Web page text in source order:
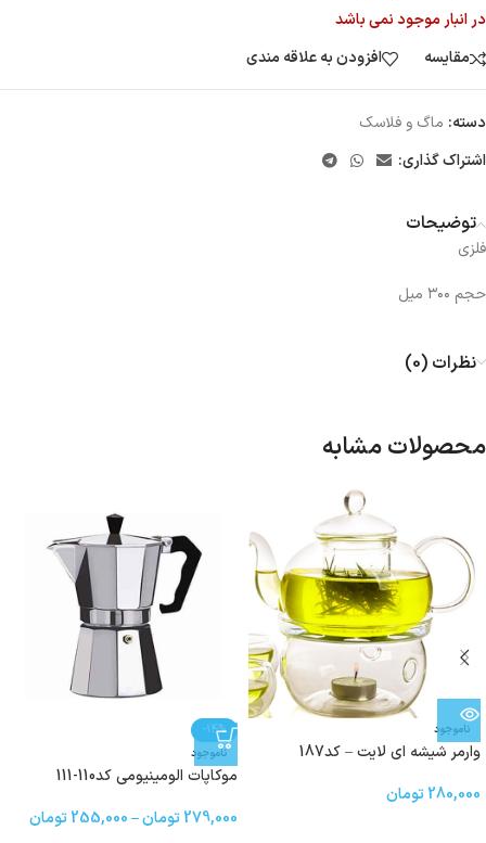
در انبار موجود نمی باشد
مقایسه
افزودن به علاقه مندی
دسته: ماگ و فلاسک
اشتراک گذاری:
توضیحات
فلزی
حجم ۳۰۰ میل
نظرات (0)
محصولات مشابه
ناموجود
وارمر شیشه ای لایت – کد187
280,000تومان
-14%
ناموجود
موکاپات الومینیومی کد110-111
279,000تومان–
255,000تومان